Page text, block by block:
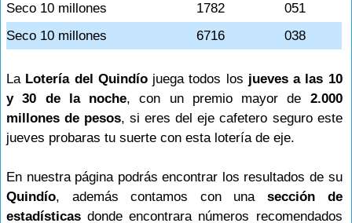
Seco 10 millones
1782
051
Seco 10 millones
6716 038
La Lotería del Quindíojuega todos los jueves a las 10
y 30 de la noche, con un premio mayor de 2.000
millones de pesos, si eres del eje cafetero seguro este
jueves probaras tu suerte con esta lotería de eje.
En nuestra página podrás encontrar los resultados de su
Quindío, además contamos con una sección de
estadísticas donde encontrara números recomendados